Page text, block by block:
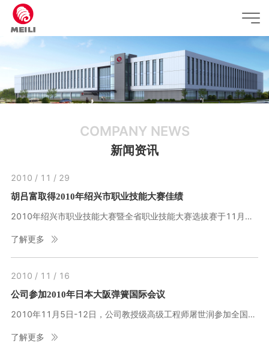
COMPANY NEWS
新闻资讯
2010 / 11 / 29
胡吕富取得2010年绍兴市职业技能大赛佳绩
2010年绍兴市职业技能大赛暨全省职业技能大赛选拔赛于11月圆满落幕，胡吕富获得工具钳工技能大赛二等奖。
了解更多
2010 / 11 / 16
公司参加2010年日本大阪弹簧国际会议
2010年11月5日-12日，公司教授级高级工程师屠世润参加全国弹簧标准化技术委员会组织的日本大阪召开的ISO/TC227第六次国际弹簧会议，并对当地弹簧企业进行了参观考察。
了解更多